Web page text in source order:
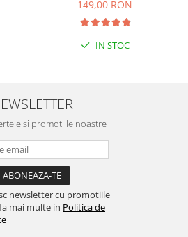
149,00 RON
IN STOC
si promotiile noastre
newsletter cu promotiile
mai multe in Politica de